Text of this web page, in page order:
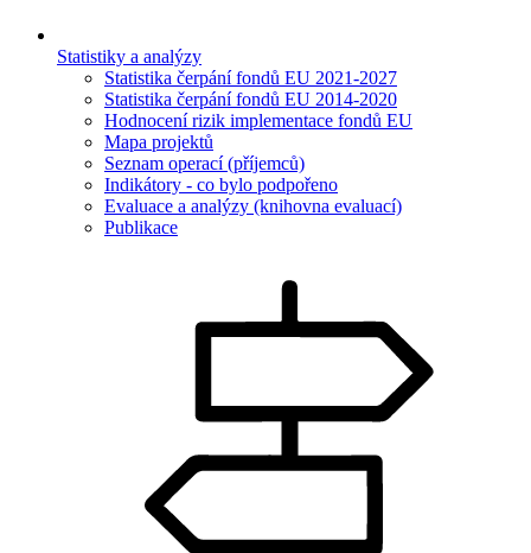
Statistiky a analýzy
Statistika čerpání fondů EU 2021-2027
Statistika čerpání fondů EU 2014-2020
Hodnocení rizik implementace fondů EU
Mapa projektů
Seznam operací (příjemců)
Indikátory - co bylo podpořeno
Evaluace a analýzy (knihovna evaluací)
Publikace